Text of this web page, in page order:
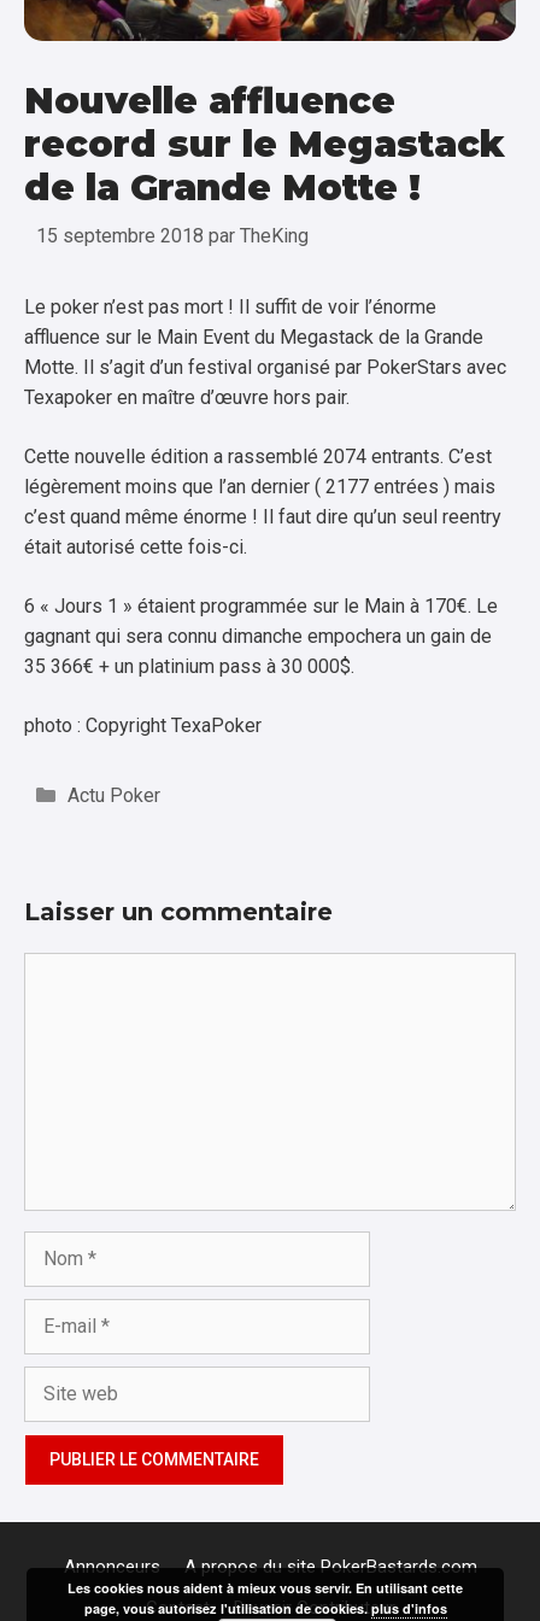
Nouvelle affluence
record sur le Megastack
de la Grande Motte !
15 septembre 2018 par TheKing
Le poker n’est pas mort ! Il suffit de voir l’énorme
affluence sur le Main Event du Megastack de la Grande
Motte. Il s’agit d’un festival organisé par PokerStars avec
Texapoker en maître d’œuvre hors pair.
Cette nouvelle édition a rassemblé 2074 entrants. C’est
légèrement moins que l’an dernier ( 2177 entrées ) mais
c’est quand même énorme ! Il faut dire qu’un seul reentry
était autorisé cette fois-ci.
6 « Jours 1 » étaient programmée sur le Main à 170€. Le
gagnant qui sera connu dimanche empochera un gain de
35 366€ + un platinium pass à 30 000$.
photo : Copyright TexaPoker
Catégories
Actu Poker
Laisser un commentaire
Nom
Site
Annonceurs
A propos du site PokerBastards.com
Contact
Devenir Contributeur
Les cookies nous aident à mieux vous servir. En utilisant cette
page, vous autorisez l'utilisation de cookies.plus d'infos